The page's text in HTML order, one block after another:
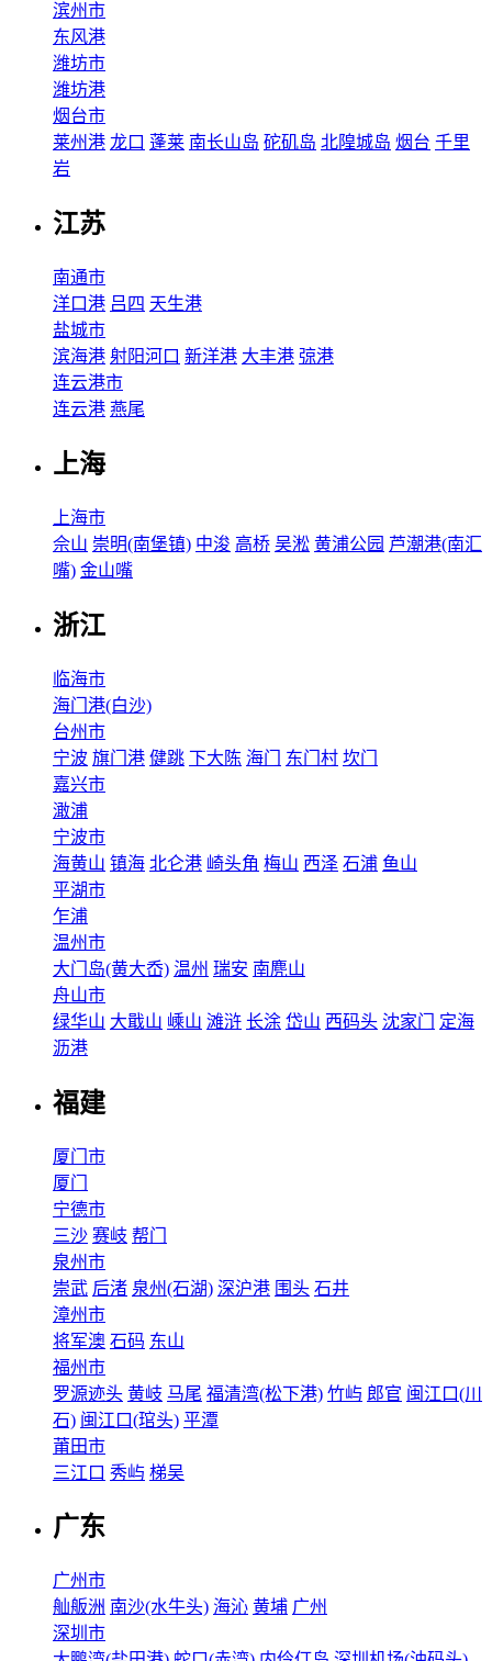
滨州市
东风港
潍坊市
潍坊港
烟台市
莱州港 龙口 蓬莱 南长山岛 砣矶岛 北隍城岛 烟台 千里
岩
江苏
南通市
洋口港 吕四 天生港
盐城市
滨海港 射阳河口 新洋港 大丰港 弶港
连云港市
连云港 燕尾
上海
上海市
佘山 崇明(南堡镇) 中浚 高桥 吴淞 黄浦公园 芦潮港(南汇
嘴) 金山嘴
浙江
临海市
海门港(白沙)
台州市
宁波 旗门港 健跳 下大陈 海门 东门村 坎门
嘉兴市
澉浦
宁波市
海黄山 镇海 北仑港 崎头角 梅山 西泽 石浦 鱼山
平湖市
乍浦
温州市
大门岛(黄大岙) 温州 瑞安 南麂山
舟山市
绿华山 大戢山 嵊山 滩浒 长涂 岱山 西码头 沈家门
定海
沥港
福建
厦门市
厦门
宁德市
三沙 赛岐 帮门
泉州市
崇武 后渚 泉州(石湖) 深沪港 围头 石井
漳州市
将军澳 石码 东山
福州市
罗源迹头 黄岐 马尾 福清湾(松下港) 竹屿 郎官 闽江口(川
石) 闽江口(琯头) 平潭
莆田市
三江口 秀屿 梯吴
广东
广州市
舢舨洲 南沙(水牛头) 海沁 黄埔 广州
深圳市